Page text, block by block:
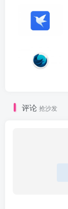
评论 抢沙发